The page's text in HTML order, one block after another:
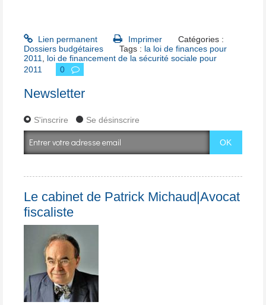
Lien permanent Imprimer
Catégories :
Dossiers budgétaires
Tags : la loi de finances pour
2011
loi de financement de la sécurité sociale pour
2011
0
Newsletter
S'inscrire Se désinscrire
Le cabinet de Patrick Michaud|Avocat
fiscaliste